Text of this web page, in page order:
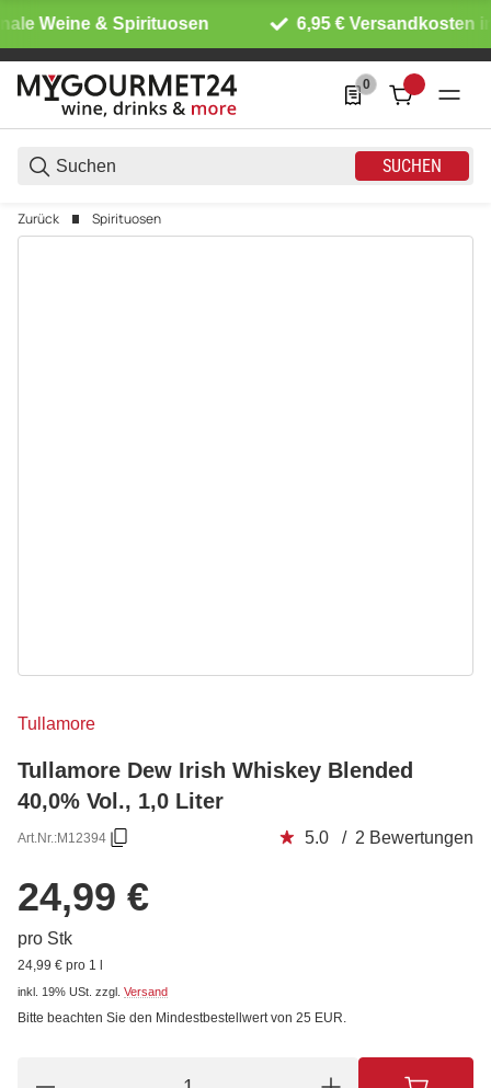
Weine & Spirituosen 6,95 € Versandkosten
SUCHEN
0
0 Produkte in der
Zurück Spirituosen
Tullamore
Tullamore Dew Irish Whiskey Blended
40,0% Vol., 1,0 Liter
Art.Nr.:M12394 5.0 / 2 Bewertungen
24,99 €
pro Stk
24,99 € pro 1 l
inkl. 19% USt. zzgl. Versand
Bitte beachten Sie den Mindestbestellwert von 25 EUR.